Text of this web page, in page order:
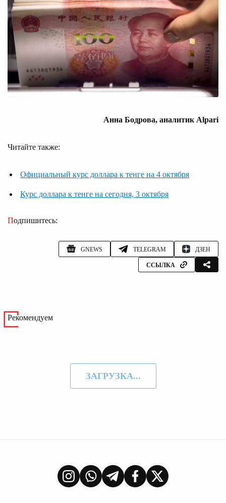
Анна Бодрова, аналитик Alpari
Читайте также:
Официальный курс доллара к тенге на 4 октября
Курс доллара к тенге на сегодня, 3 октября
Подпишитесь:
GNEWS TELEGRAM ДЗЕН
ССЫЛКА
Рекомендуем
ЗАГРУЗКА...